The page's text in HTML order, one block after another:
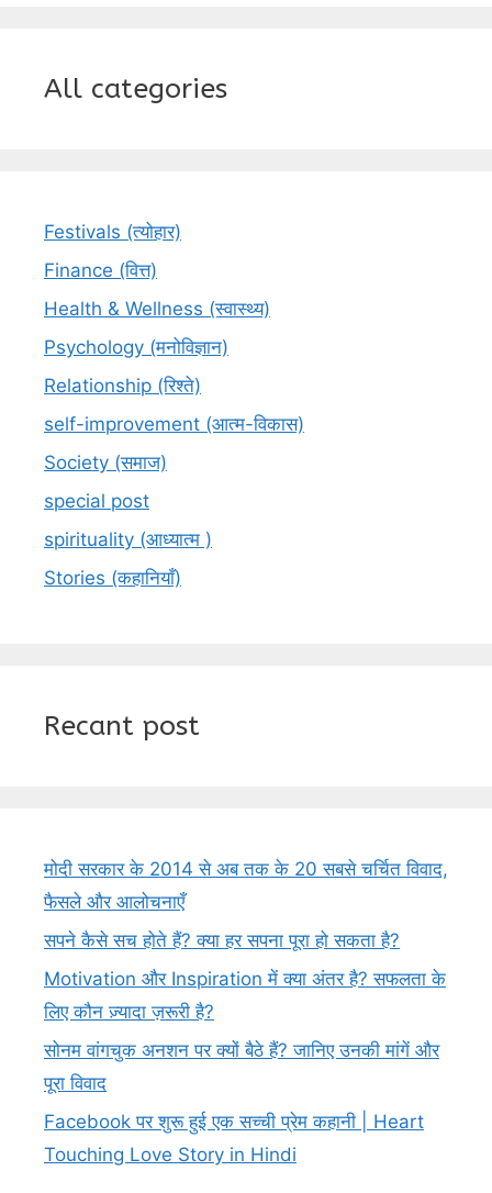
All categories
Festivals (त्योहार)
Finance (वित्त)
Health & Wellness (स्वास्थ्य)
Psychology (मनोविज्ञान)
Relationship (रिश्ते)
self-improvement (आत्म-विकास)
Society (समाज)
special post
spirituality (आध्यात्म )
Stories (कहानियाँ)
Recant post
मोदी सरकार के 2014 से अब तक के 20 सबसे चर्चित विवाद,
फैसले और आलोचनाएँ
सपने कैसे सच होते हैं? क्या हर सपना पूरा हो सकता है?
Motivation और Inspiration में क्या अंतर है? सफलता के
लिए कौन ज़्यादा ज़रूरी है?
सोनम वांगचुक अनशन पर क्यों बैठे हैं? जानिए उनकी मांगें और
पूरा विवाद
Facebook पर शुरू हुई एक सच्ची प्रेम कहानी | Heart
Touching Love Story in Hindi